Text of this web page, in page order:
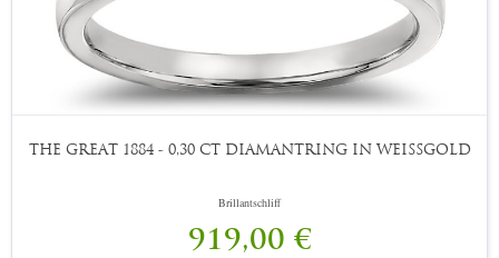
THE GREAT 1884 - 0,30 CT DIAMANTRING IN WEISSGOLD
Brillantschliff
919,00 €